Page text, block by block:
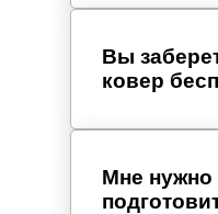
Вы
ковер
Мне нужно